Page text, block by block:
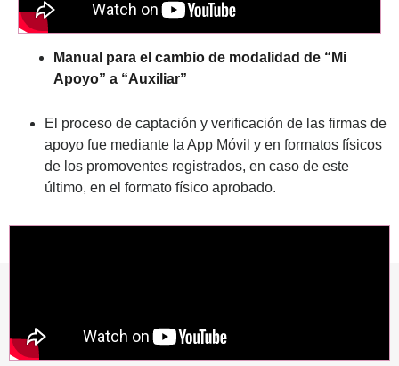
Manual para el cambio de modalidad de “Mi
Apoyo” a “Auxiliar”
El proceso de captación y verificación de las firmas de
apoyo fue mediante la App Móvil y en formatos físicos
de los promoventes registrados, en caso de este
último, en el formato físico aprobado.